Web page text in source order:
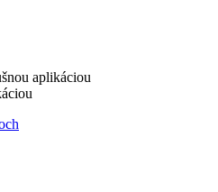
aplikáciou